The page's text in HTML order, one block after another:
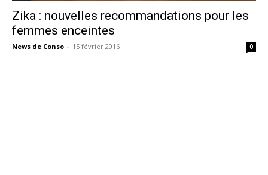
Zika : nouvelles recommandations pour les
femmes enceintes
News de Conso - 15 février 2016 0